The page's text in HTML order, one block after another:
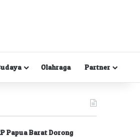
Olahraga Partner
Papua Barat Dorong